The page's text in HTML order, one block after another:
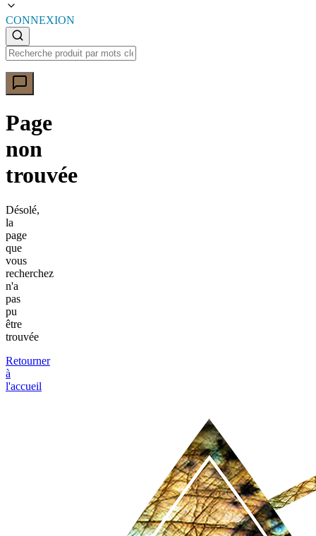
CONNEXION
Page
non
trouvée
Désolé,
la
page
que
vous
recherchez
n'a
pas
pu
être
trouvée
Retourner
à
l'accueil